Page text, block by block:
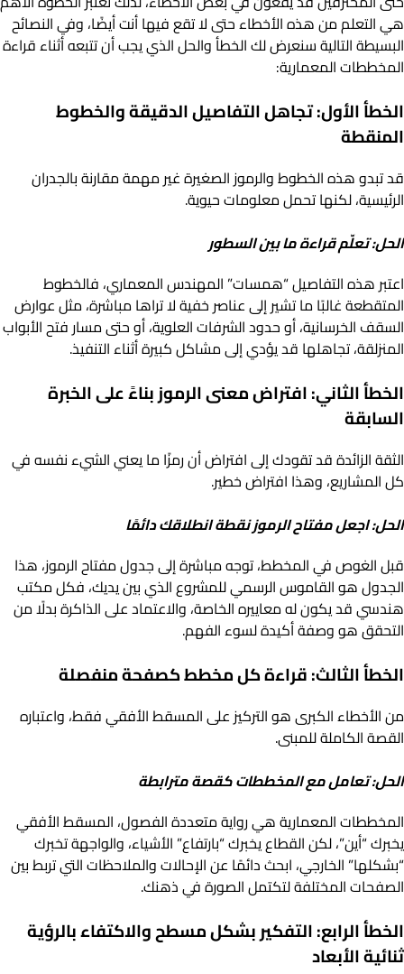
هي التعلم من هذه الأخطاء حتى لا تقع فيها أنت أيضًا، وفي النصائح
البسيطة التالية سنعرض لك الخطأ والحل الذي يجب أن تتبعه أثناء قراءة
المخططات المعمارية:
الخطأ الأول: تجاهل التفاصيل الدقيقة والخطوط
المنقطة
قد تبدو هذه الخطوط والرموز الصغيرة غير مهمة مقارنة بالجدران
الرئيسية، لكنها تحمل معلومات حيوية.
الحل: تعلّم قراءة ما بين السطور
اعتبر هذه التفاصيل “همسات” المهندس المعماري، فالخطوط
المتقطعة غالبًا ما تشير إلى عناصر خفية لا تراها مباشرة، مثل عوارض
السقف الخرسانية، أو حدود الشرفات العلوية، أو حتى مسار فتح الأبواب
المنزلقة، تجاهلها قد يؤدي إلى مشاكل كبيرة أثناء التنفيذ.
الخطأ الثاني: افتراض معنى الرموز بناءً على الخبرة
السابقة
الثقة الزائدة قد تقودك إلى افتراض أن رمزًا ما يعني الشيء نفسه في
كل المشاريع، وهذا افتراض خطير.
الحل: اجعل مفتاح الرموز نقطة انطلاقك دائمًا
قبل الغوص في المخطط، توجه مباشرة إلى جدول مفتاح الرموز، هذا
الجدول هو القاموس الرسمي للمشروع الذي بين يديك، فكل مكتب
هندسي قد يكون له معاييره الخاصة، والاعتماد على الذاكرة بدلًا من
التحقق هو وصفة أكيدة لسوء الفهم.
الخطأ الثالث: قراءة كل مخطط كصفحة منفصلة
من الأخطاء الكبرى هو التركيز على المسقط الأفقي فقط، واعتباره
القصة الكاملة للمبنى.
الحل: تعامل مع المخططات كقصة مترابطة
المخططات المعمارية هي رواية متعددة الفصول، المسقط الأفقي
يخبرك “أين”، لكن القطاع يخبرك “بارتفاع” الأشياء، والواجهة تخبرك
“بشكلها” الخارجي، ابحث دائمًا عن الإحالات والملاحظات التي تربط بين
الصفحات المختلفة لتكتمل الصورة في ذهنك.
الخطأ الرابع: التفكير بشكل مسطح والاكتفاء بالرؤية
ثنائية الأبعاد